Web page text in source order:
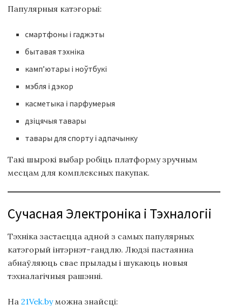
Папулярныя катэгорыі:
смартфоны і гаджэты
бытавая тэхніка
камп’ютары і ноўтбукі
мэбля і дэкор
касметыка і парфумерыя
дзіцячыя тавары
тавары для спорту і адпачынку
Такі шырокі выбар робіць платформу зручным
месцам для комплексных пакупак.
Сучасная Электроніка і Тэхналогіі
Тэхніка застаецца адной з самых папулярных
катэгорый інтэрнэт-гандлю. Людзі пастаянна
абнаўляюць свае прылады і шукаюць новыя
тэхналагічныя рашэнні.
На 21Vek.byможна знайсці: